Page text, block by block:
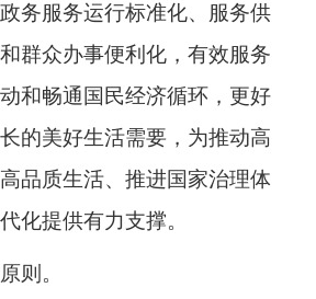
务服务运行标准化、服务供
群众办事便利化，有效服务
和畅通国民经济循环，更好
的美好生活需要，为推动高
品质生活、推进国家治理体
化提供有力支撑。
则。